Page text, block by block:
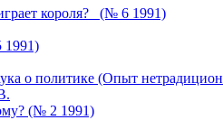
короля?_ (№ 6 1991)
1991)
о политике (Опыт
(№ 2 1991)